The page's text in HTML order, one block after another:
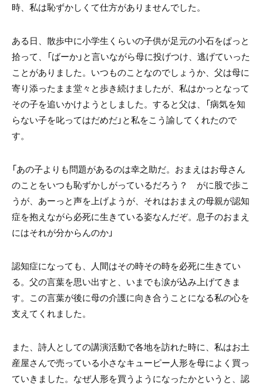
時、私は恥ずかしくて仕方がありませんでした。
ある日、散歩中に小学生くらいの子供が足元の小石をぱっと
拾って、「ばーか」と言いながら母に投げつけ、逃げていった
ことがありました。いつものことなのでしょうか、父は母に
寄り添ったまま堂々と歩き続けましたが、私はかっとなって
その子を追いかけようとしました。すると父は、「病気を知
らない子を叱ってはだめだ」と私をこう諭してくれたので
す。
「あの子よりも問題があるのは幸之助だ。おまえはお母さん
のことをいつも恥ずかしがっているだろう？ がに股で歩こ
うが、あーっと声を上げようが、それはおまえの母親が認知
症を抱えながら必死に生きている姿なんだぞ。息子のおまえ
にはそれが分からんのか」
認知症になっても、人間はその時その時を必死に生きてい
る。父の言葉を思い出すと、いまでも涙が込み上げてきま
す。この言葉が後に母の介護に向き合うことになる私の心を
支えてくれました。
また、詩人としての講演活動で各地を訪れた時に、私はお土
産屋さんで売っている小さなキューピー人形を母によく買っ
ていきました。なぜ人形を買うようになったかというと、認